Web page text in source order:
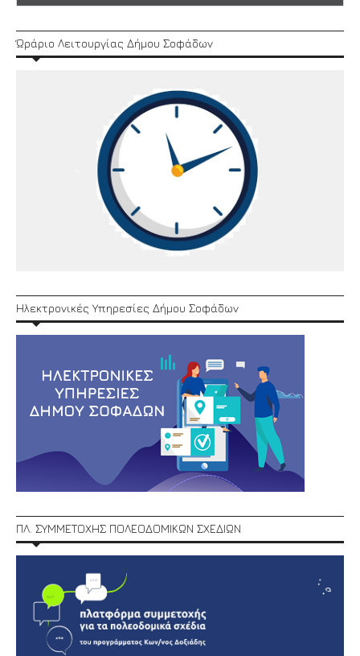
Ώράριο Λειτουργίας Δήμου Σοφάδων
Ηλεκτρονικές Υπηρεσίες Δήμου Σοφάδων
ΠΛ. ΣΥΜΜΕΤΟΧΗΣ ΠΟΛΕΟΔΟΜΙΚΩΝ ΣΧΕΔΙΩΝ